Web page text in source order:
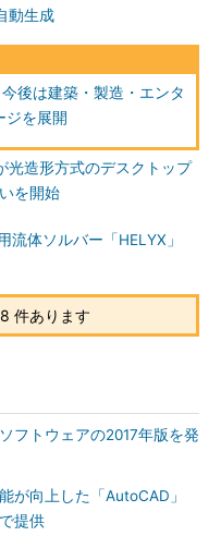
動生成
後は建築・製造・エンタ
ジを展開
光造形方式のデスクトップ
を開始
流体ソルバー「HELYX」
件あります
フトウェアの2017年版を発
が向上した「AutoCAD」
提供